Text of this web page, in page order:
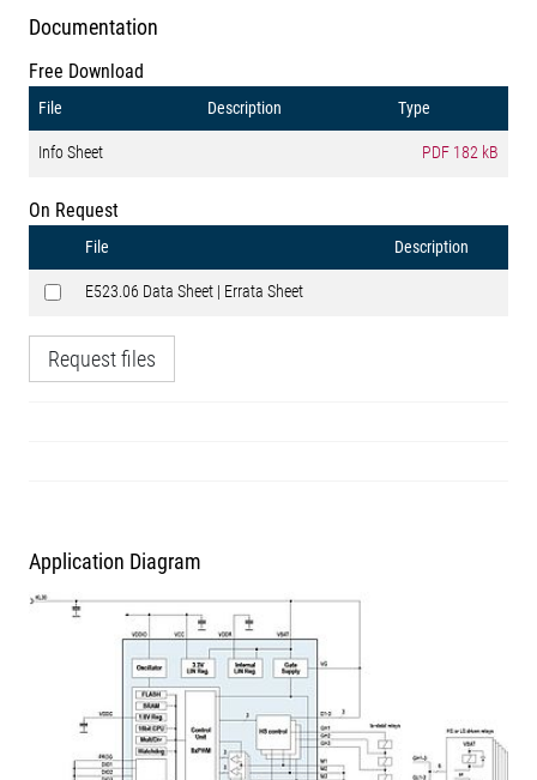
Documentation
Free Download
File Description Type
Info Sheet PDF 182 kB
On Request
File Description
E523.06 Data Sheet | Errata Sheet
Request files
Application Diagram